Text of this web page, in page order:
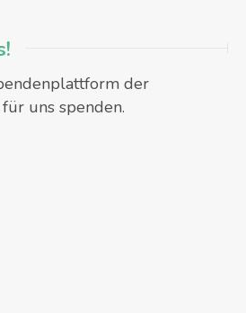
der
uns spenden.